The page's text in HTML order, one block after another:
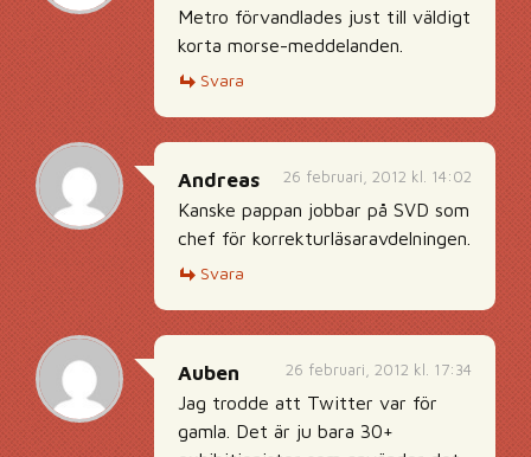
Metro förvandlades just till väldigt
korta morse-meddelanden.
Svara
26 februari, 2012 kl. 14:02
Andreas
Kanske pappan jobbar på SVD som
chef för korrekturläsaravdelningen.
Svara
26 februari, 2012 kl. 17:34
Auben
Jag trodde att Twitter var för
gamla. Det är ju bara 30+